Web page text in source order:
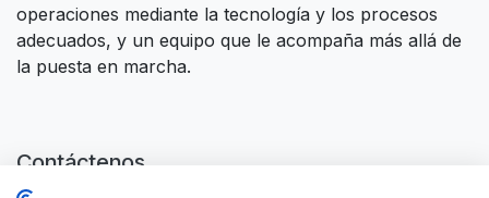
operaciones mediante la tecnología y los procesos
adecuados, y un equipo que le acompaña más allá de
la puesta en marcha.
Contáctenos